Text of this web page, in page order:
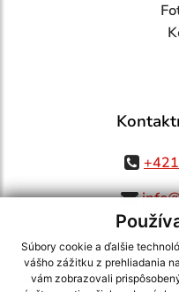
Súbory cookie a ďalšie
vášho zážitku z prehliadania
vám zobrazovali
využite možnosť získavania